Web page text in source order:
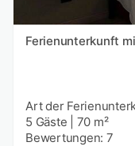
Ferienunterkunft
Art der
5 Gäste
70 m²
Bewertungen: 7